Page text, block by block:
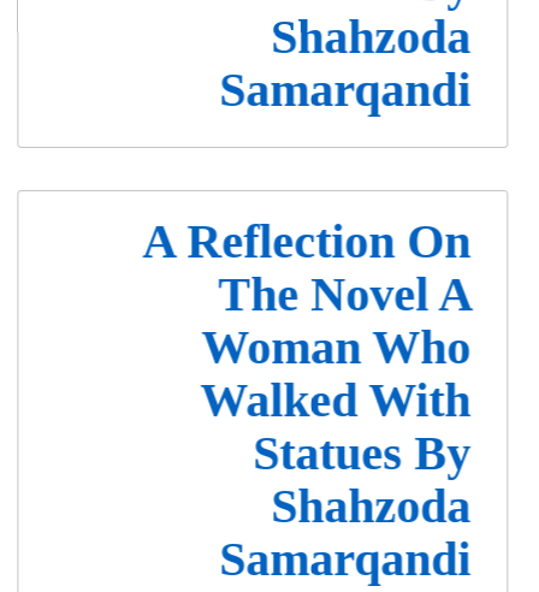
Shahzoda
Samarqandi
A Reflection On
The Novel A
Woman Who
Walked With
Statues By
Shahzoda
Samarqandi